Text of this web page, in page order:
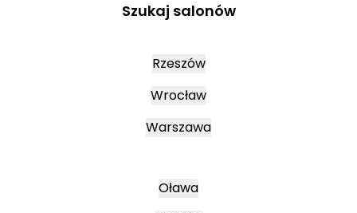
Szukaj salonów
Rzeszów
Wrocław
Warszawa
Oława